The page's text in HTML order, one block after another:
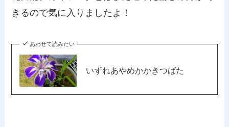
きるので気に入りましたよ！
あわせて読みたい
いずれあやめかかきつばた